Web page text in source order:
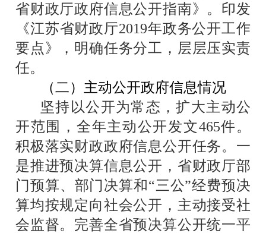
省财政厅政府信息公开指南》。印发
《江苏省财政厅2019年政务公开工作
要点》，明确任务分工，层层压实责
任。
（二）主动公开政府信息情况
坚持以公开为常态，扩大主动公
开范围，全年主动公开发文465件。
积极落实财政政府信息公开任务。一
是推进预决算信息公开，省财政厅部
门预算、部门决算和“三公”经费预决
算均按规定向社会公开，主动接受社
会监督。完善全省预决算公开统一平